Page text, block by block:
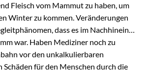
Fleisch vom Mammut zu haben, um
Winter zu kommen. Veränderungen
dass es im Nachhinein…
war. Haben Mediziner noch zu
vor den unkalkulierbaren
Schäden für den Menschen durch die